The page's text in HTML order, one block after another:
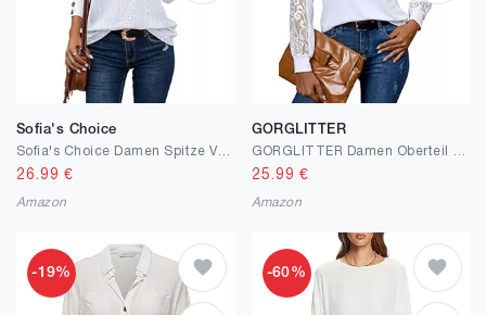
Sofia's Choice
Sofia's Choice Damen Spitze V-Ausschnitt Langarm Top Elegante T-Shirt Oberteiles
26.99 €
Amazon
GORGLITTER
25.99 €
Amazon
-19% -60%